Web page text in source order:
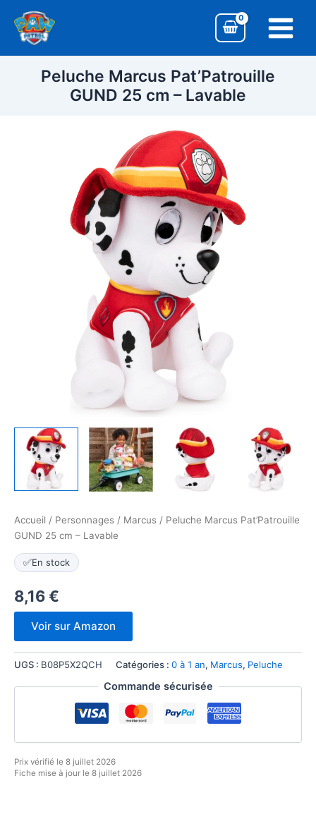
contenu
Menu
Peluche Marcus Pat’Patrouille
GUND 25 cm – Lavable
Accueil / Personnages / Marcus / Peluche Marcus Pat’Patrouille
GUND 25 cm – Lavable
✅En stock
8,16€
Voir sur Amazon
UGS : B08P5X2QCH Catégories : 0 à 1 an, Marcus, Peluche
Commande sécurisée
Prix vérifié le 8 juillet 2026
Fiche mise à jour le 8 juillet 2026